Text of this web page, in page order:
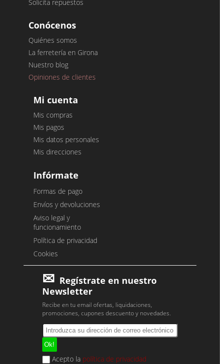
Solicita repuestos
Conócenos
Quiénes somos
La ferretería en Girona
Nuestro blog
Opiniones de clientes
Mi cuenta
Mis compras
Mis pagos
Mis datos personales
Mis direcciones
Infórmate
Formas de pago
Envíos y devoluciones
Aviso legal y
funcionamiento
Política de privacidad
Cookies
Regístrate en nuestro
Newsletter
Recibe en tu email ofertas, liquidaciones,
promociones, cupones descuento y novedades.
Acepto la política de privacidad